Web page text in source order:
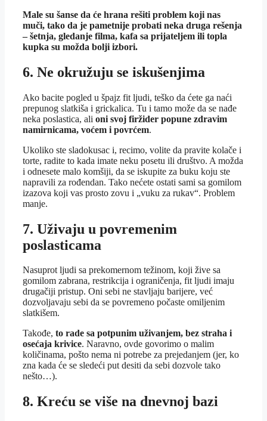
Male su šanse da će hrana rešiti problem koji nas
muči, tako da je pametnije probati neka druga rešenja
– šetnja, gledanje filma, kafa sa prijateljem ili topla
kupka su možda bolji izbori.
6. Ne okružuju se iskušenjima
Ako bacite pogled u špajz fit ljudi, teško da ćete ga naći
prepunog slatkiša i grickalica. Tu i tamo može da se nađe
neka poslastica, ali oni svoj firžider popune zdravim
namirnicama, voćem i povrćem.
Ukoliko ste sladokusac i, recimo, volite da pravite kolače i
torte, radite to kada imate neku posetu ili društvo. A možda
i odnesete malo komšiji, da se iskupite za buku koju ste
napravili za rođendan. Tako nećete ostati sami sa gomilom
izazova koji vas prosto zovu i „vuku za rukav“. Problem
manje.
7. Uživaju u povremenim
poslasticama
Nasuprot ljudi sa prekomernom težinom, koji žive sa
gomilom zabrana, restrikcija i ograničenja, fit ljudi imaju
drugačiji pristup. Oni sebi ne stavljaju barijere, već
dozvoljavaju sebi da se povremeno počaste omiljenim
slatkišem.
Takođe, to rade sa potpunim uživanjem, bez straha i
osećaja krivice. Naravno, ovde govorimo o malim
količinama, pošto nema ni potrebe za prejedanjem (jer, ko
zna kada će se sledeći put desiti da sebi dozvole tako
nešto…).
8. Kreću se više na dnevnoj bazi